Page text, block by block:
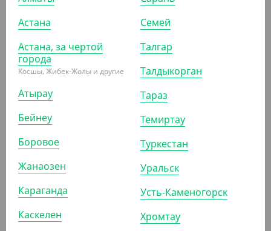
ПОХОЖИЕ ТОВАРЫ
АРТ. 2103611
1 870
(37.40₸/ШТ)
Контейнер 1500 мл, 179*132*89 мм, прозрачный,
Cyclyc
Астана
Астана, за чертой
города
Косшы, Жибек-Жолы и другие
Атырау
Бейнеу
Боровое
Жанаозен
Караганда
Каскелен
Семей
Талгар
Талдыкорган
Тараз
Темиртау
Туркестан
Уральск
Усть-Каменогорск
Хромтау